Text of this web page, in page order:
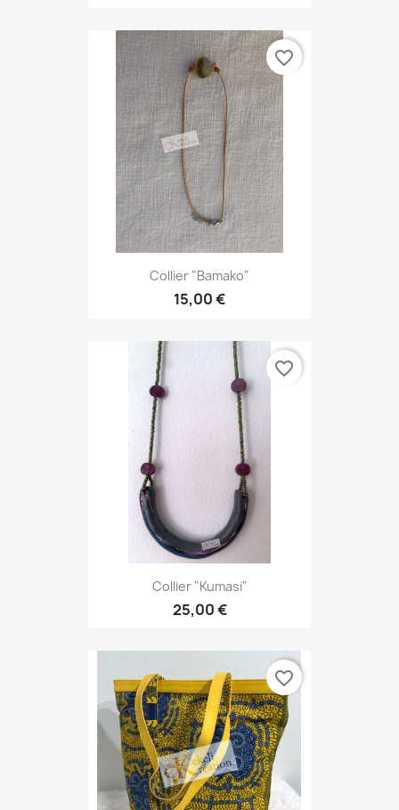
Collier "Bamako"
15,00 €
favorite_border
Collier "Kumasi"
25,00 €
favorite_border
favorite_border